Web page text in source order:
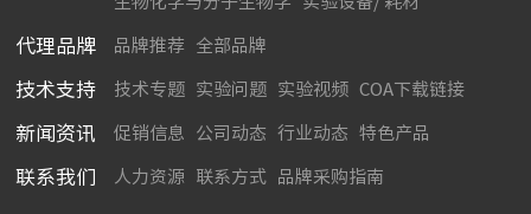
代理品牌 品牌推荐 全部品牌
技术支持 技术专题 实验问题 实验视频 COA下载链接
新闻资讯 促销信息 公司动态 行业动态 特色产品
联系我们 人力资源 联系方式 品牌采购指南